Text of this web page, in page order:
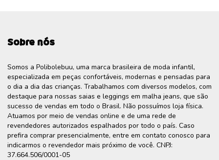
Sobre nós
Somos a Polibolebuu, uma marca brasileira de moda infantil,
especializada em peças confortáveis, modernas e pensadas para
o dia a dia das crianças. Trabalhamos com diversos modelos, com
destaque para nossas saias e leggings em malha jeans, que são
sucesso de vendas em todo o Brasil. Não possuímos loja física.
Atuamos por meio de vendas online e de uma rede de
revendedores autorizados espalhados por todo o país. Caso
prefira comprar presencialmente, entre em contato conosco para
indicarmos o revendedor mais próximo de você. CNPJ:
37.664.506/0001-05